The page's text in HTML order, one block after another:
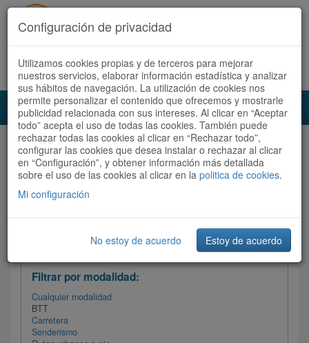
Acceder Registrate ahora Español | Català
Audioruta Todas las rutas
Todas las rutas Ordenar por:Más recientes
Filtrar las rutas
Filtrar por modalidad:
Cualquier modalidad
BTT
Carretera
Senderismo
Configuración de privacidad
Utilizamos cookies propias y de terceros para mejorar
nuestros servicios, elaborar información estadística y analizar
sus hábitos de navegación. La utilización de cookies nos
permite personalizar el contenido que ofrecemos y mostrarle
publicidad relacionada con sus intereses. Al clicar en “Aceptar
todo” acepta el uso de todas las cookies. También puede
rechazar todas las cookies al clicar en “Rechazar todo”,
configurar las cookies que desea instalar o rechazar al clicar
en “Configuración”, y obtener información más detallada
sobre el uso de las cookies al clicar en la politica de cookies.
Mi configuración
No estoy de acuerdo Estoy de acuerdo